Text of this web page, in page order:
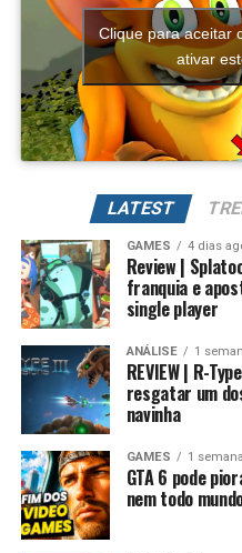
ou explicações excessivas.
Essa mudança também
importante para o futuro
anos, Splatoon foi visto
competitivo, mas
espaço para expandir esse
mais ambiciosa e cheia de
jogadores seja positiva, é
continue investindo nesse
história em um dos pilares
sistemas de salvamento,
mais acessível do que nos
No fim das contas, R-Type
forma de reviver um dos
navinha. Não é uma
perfeita para quem sente
gerações de jogadores.
Clique para aceitar
ativar
LATEST
GAMES 4 dias
Review |
franquia e
single player
ANÁLISE 1
REVIEW | R-
resgatar um
navinha
GAMES 1
GTA 6 pode
nem todo